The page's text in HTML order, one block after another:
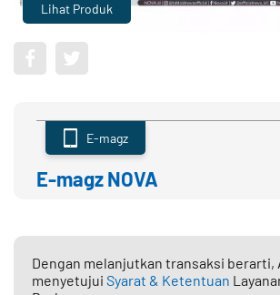
Lihat Produk
E-magz NOVA
E-magz
Dengan melanjutkan transaksi berarti,
menyetujui Syarat & Ketentuan